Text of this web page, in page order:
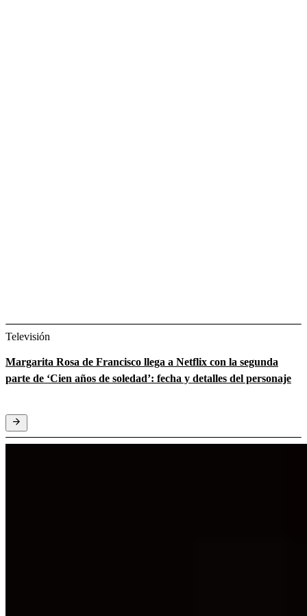
Televisión
Margarita Rosa de Francisco llega a Netflix con la segunda
parte de ‘Cien años de soledad’: fecha y detalles del personaje